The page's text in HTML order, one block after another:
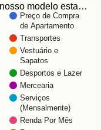
modelo esta…
Preço de Compra
de Apartamento
Transportes
Vestuário e
Sapatos
Desportos e Lazer
Mercearia
Serviços
(Mensalmente)
Renda Por Mês